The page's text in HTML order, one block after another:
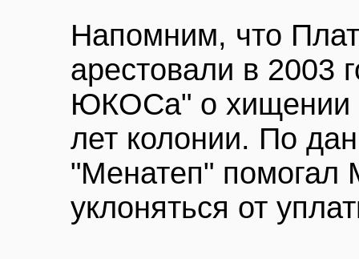
Напомним, что
арестовали в 2003
ЮКОСа" о хищении
лет колонии. По
"Менатеп" помогал
уклоняться от